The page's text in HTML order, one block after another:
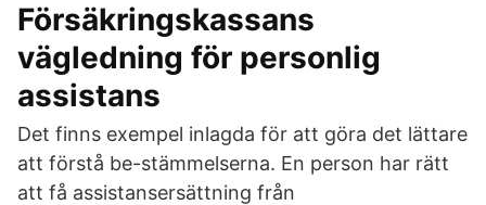
Försäkringskassans
vägledning för personlig
assistans
Det finns exempel inlagda för att göra det lättare
att förstå be-stämmelserna. En person har rätt
att få assistansersättning från